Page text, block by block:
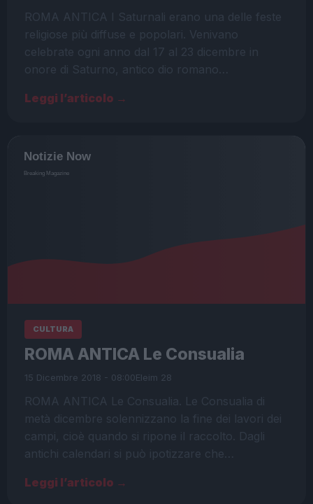
ROMA ANTICA I Saturnali erano una delle feste
religiose più diffuse e popolari. Venivano
celebrate ogni anno dal 17 al 23 dicembre in
onore di Saturno, antico dio romano…
Leggi l’articolo →
CULTURA
ROMA ANTICA Le Consualia
15 Dicembre 2018 - 08:00Eleim 28
ROMA ANTICA Le Consualia. Le Consualia di
metà dicembre solennizzano la fine dei lavori dei
campi, cioè quando si ripone il raccolto. Dagli
antichi calendari si può ipotizzare che…
Leggi l’articolo →